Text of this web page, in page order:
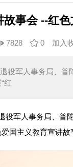
事会 --红色
7828 0 加入
役军人事务局、
红
人事务局、普陀
国主义教育宣讲故